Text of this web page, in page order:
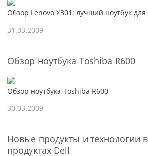
Обзор Lenovo X301: лучший ноутбук для
31.03.2009
Обзор ноутбука Toshiba R600
Обзор ноутбука Toshiba R600
30.03.2009
Новые продукты и технологии
продуктах Dell